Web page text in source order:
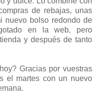
de rebajas, unas
nuevo bolso redondo de
en la web, pero
y después de tanto
Gracias por vuestras
el martes con un nuevo